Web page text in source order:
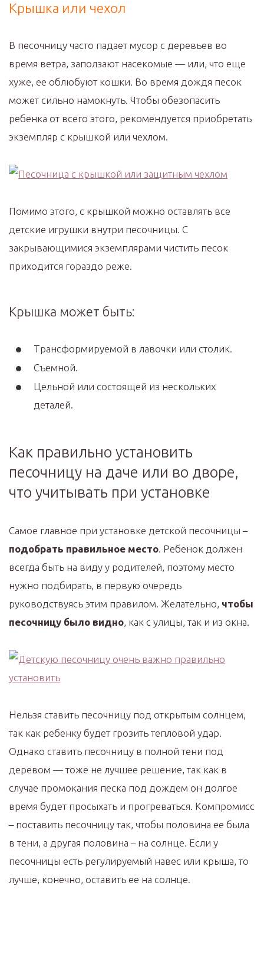
Крышка или чехол
В песочницу часто падает мусор с деревьев во
время ветра, заползают насекомые — или, что еще
хуже, ее облюбуют кошки. Во время дождя песок
может сильно намокнуть. Чтобы обезопасить
ребенка от всего этого, рекомендуется приобретать
экземпляр с крышкой или чехлом.
Помимо этого, с крышкой можно оставлять все
детские игрушки внутри песочницы. С
закрывающимися экземплярами чистить песок
приходится гораздо реже.
Крышка может быть:
Трансформируемой в лавочки или столик.
Съемной.
Цельной или состоящей из нескольких
деталей.
Как правильно установить
песочницу на даче или во дворе,
что учитывать при установке
Самое главное при установке детской песочницы –
подобрать правильное место. Ребенок должен
всегда быть на виду у родителей, поэтому место
нужно подбирать, в первую очередь
руководствуясь этим правилом. Желательно, чтобы
песочницу было видно, как с улицы, так и из окна.
Нельзя ставить песочницу под открытым солнцем,
так как ребенку будет грозить тепловой удар.
Однако ставить песочницу в полной тени под
деревом — тоже не лучшее решение, так как в
случае промокания песка под дождем он долгое
время будет просыхать и прогреваться. Компромисс
– поставить песочницу так, чтобы половина ее была
в тени, а другая половина – на солнце. Если у
песочницы есть регулируемый навес или крыша, то
лучше, конечно, оставить ее на солнце.